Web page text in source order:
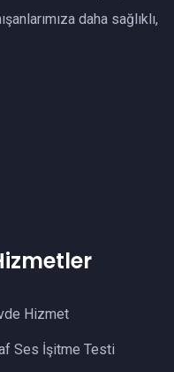
daha sağlıklı,
Hizmet
Ses İşitme Testi